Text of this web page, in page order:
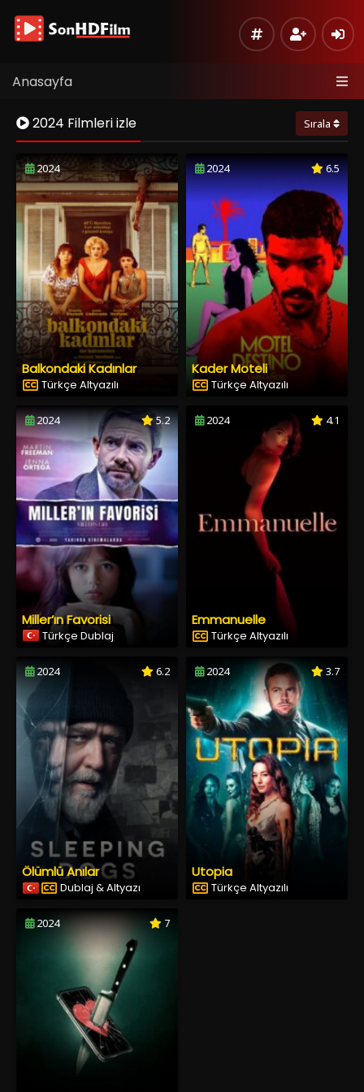
Anasayfa
2024 Filmleri izle Sırala
2024
Balkondaki Kadınlar
Türkçe Altyazılı
2024 6.5
Kader Moteli
Türkçe Altyazılı
2024 5.2
Miller’ın Favorisi
Türkçe Dublaj
2024 4.1
Emmanuelle
Türkçe Altyazılı
2024 6.2
Ölümlü Anılar
Dublaj & Altyazı
2024 3.7
Utopia
Türkçe Altyazılı
2024 7